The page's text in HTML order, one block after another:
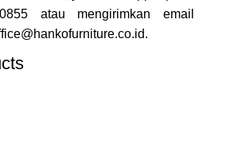
atau mengirimkan email
.